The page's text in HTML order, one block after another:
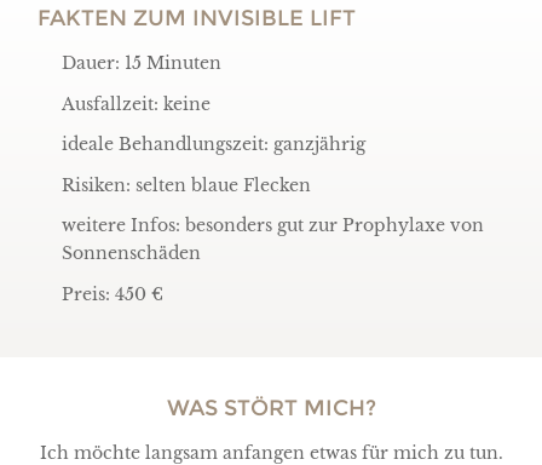
FAKTEN ZUM INVISIBLE LIFT
Dauer: 15 Minuten
Ausfallzeit: keine
ideale Behandlungszeit: ganzjährig
Risiken: selten blaue Flecken
weitere Infos: besonders gut zur Prophylaxe von
Sonnenschäden
Preis: 450 €
WAS STÖRT MICH?
Ich möchte langsam anfangen etwas für mich zu tun.